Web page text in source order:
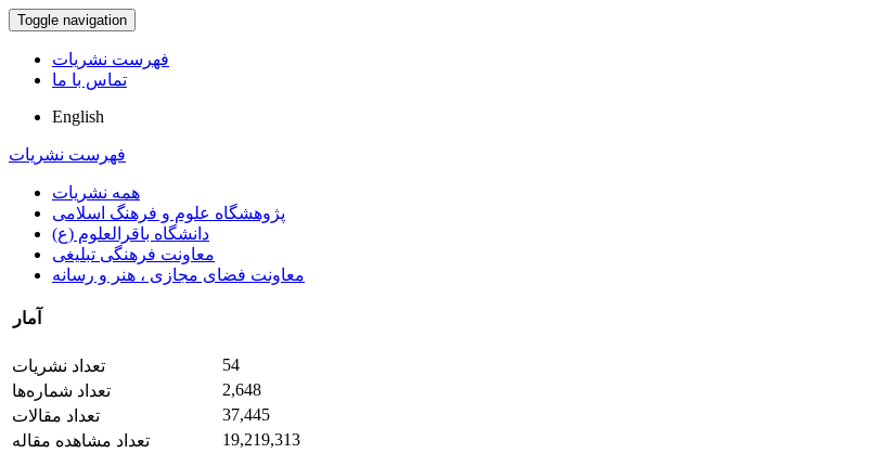
Toggle navigation
فهرست نشریات
تماس با ما
English
فهرست نشریات
همه نشریات
پژوهشگاه علوم و فرهنگ اسلامی
دانشگاه باقرالعلوم (ع)
معاونت فرهنگی تبلیغی
معاونت فضای مجازی ، هنر و رسانه
آمار
تعداد نشریات
54
تعداد شماره‌ها
2,648
تعداد مقالات
37,445
تعداد مشاهده مقاله
19,219,313